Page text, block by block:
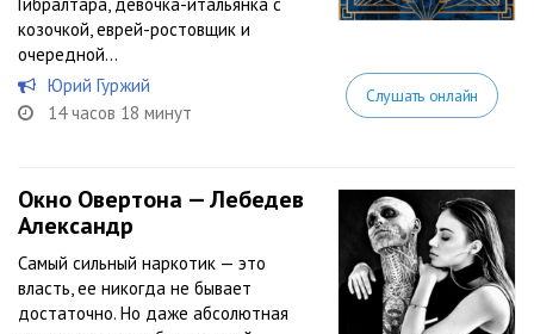
козочкой, еврей-ростовщик и
очередной...
Юрий Гуржий
14 часов 18 минут
Слушать онлайн
Окно Овертона — Лебедев
Александр
Самый сильный наркотик — это
власть, ее никогда не бывает
достаточно. Но даже абсолютная